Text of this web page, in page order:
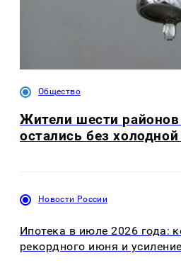
Общество
Жители шести районов
остались без
Новости России
Ипотека в июле 2026 года:
рекордного июня и